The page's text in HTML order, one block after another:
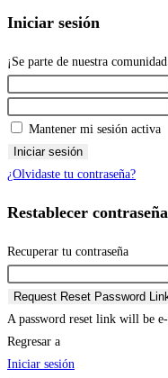
Iniciar sesión
¡Se parte de nuestra
Mantener mi sesión activa
Iniciar sesión
¿Olvidaste tu contraseña?
Restablecer contraseña
Recuperar tu contraseña
Request Reset Password
A password reset link will be
Regresar a
Iniciar sesión